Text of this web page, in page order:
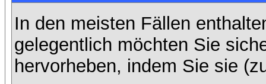
In den meisten Fällen
gelegentlich möchten Sie
hervorheben, indem Sie sie